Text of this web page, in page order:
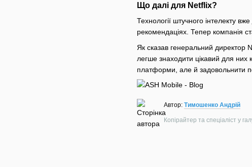
Що далі для Netflix?
Технології штучного інтелекту
рекомендаціях. Тепер компанія
Як сказав генеральний директор
легше знаходити цікавий для них
платформи, але й задовольнити
Автор: Тимошенко Андрій
Копірайтер та спеціаліст у